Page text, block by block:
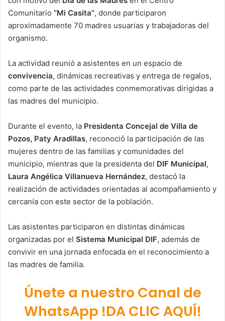
Comunitario “Mi Casita”, donde participaron
aproximadamente 70 madres usuarias y trabajadoras del
organismo.
La actividad reunió a asistentes en un espacio de
convivencia, dinámicas recreativas y entrega de regalos,
como parte de las actividades conmemorativas dirigidas a
las madres del municipio.
Durante el evento, la Presidenta Concejal de Villa de
Pozos, Paty Aradillas, reconoció la participación de las
mujeres dentro de las familias y comunidades del
municipio, mientras que la presidenta del DIF Municipal,
Laura Angélica Villanueva Hernández, destacó la
realización de actividades orientadas al acompañamiento y
cercanía con este sector de la población.
Las asistentes participaron en distintas dinámicas
organizadas por el Sistema Municipal DIF, además de
convivir en una jornada enfocada en el reconocimiento a
las madres de familia.
Únete a nuestro Canal de
WhatsApp !DA CLIC AQUÍ!